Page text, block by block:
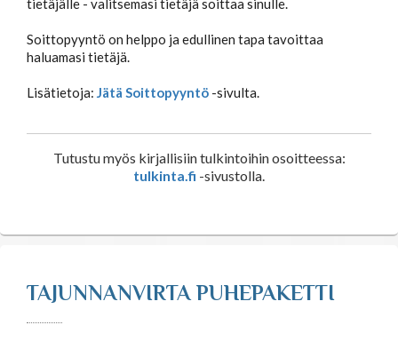
tietäjälle - valitsemasi tietäjä soittaa sinulle.
Soittopyyntö on helppo ja edullinen tapa tavoittaa
haluamasi tietäjä.
Lisätietoja: Jätä Soittopyyntö -sivulta.
Tutustu myös kirjallisiin tulkintoihin osoitteessa:
tulkinta.fi -sivustolla.
TAJUNNANVIRTA PUHEPAKETTI